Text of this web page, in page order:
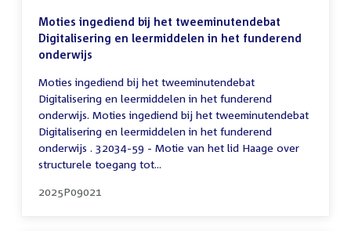
Moties ingediend bij het tweeminutendebat
Digitalisering en leermiddelen in het funderend
onderwijs
Moties ingediend bij het tweeminutendebat
Digitalisering en leermiddelen in het funderend
onderwijs. Moties ingediend bij het tweeminutendebat
Digitalisering en leermiddelen in het funderend
onderwijs . 32034-59 - Motie van het lid Haage over
structurele toegang tot...
2025P09021